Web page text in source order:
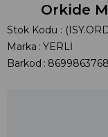
Orkide
Stok Kodu
Marka : YERLİ
Barkod :